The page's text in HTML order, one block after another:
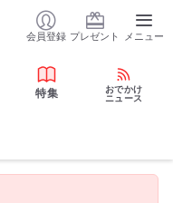
会員登録 プレゼント メニュー
特集
おでかけ
ニュース